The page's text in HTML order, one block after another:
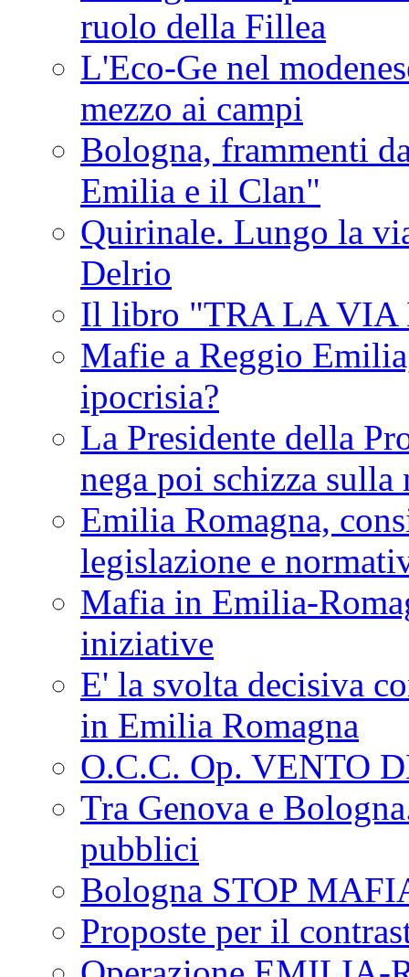
ruolo della Fillea
L'Eco-Ge nel
mezzo ai campi
Bologna, frammenti
Emilia e il Clan"
Quirinale. Lungo la
Delrio
Il libro "TRA LA
Mafie a Reggio
ipocrisia?
La Presidente della
nega poi schizza sulla
Emilia Romagna,
legislazione e
Mafia in Emilia-
iniziative
E' la svolta decisiva
in Emilia Romagna
O.C.C. Op. VENTO
Tra Genova e
pubblici
Bologna STOP
Proposte per il